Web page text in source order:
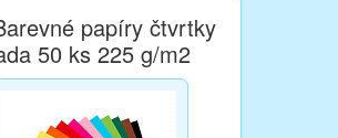
papíry čtvrtky
50 ks 225 g/m2